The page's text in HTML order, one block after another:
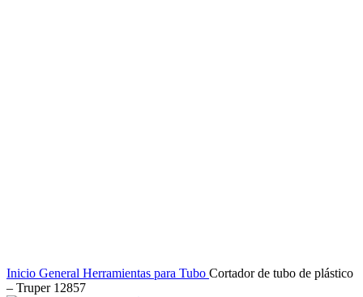
Inicio General Herramientas para Tubo Cortador de tubo de plástico
– Truper 12857